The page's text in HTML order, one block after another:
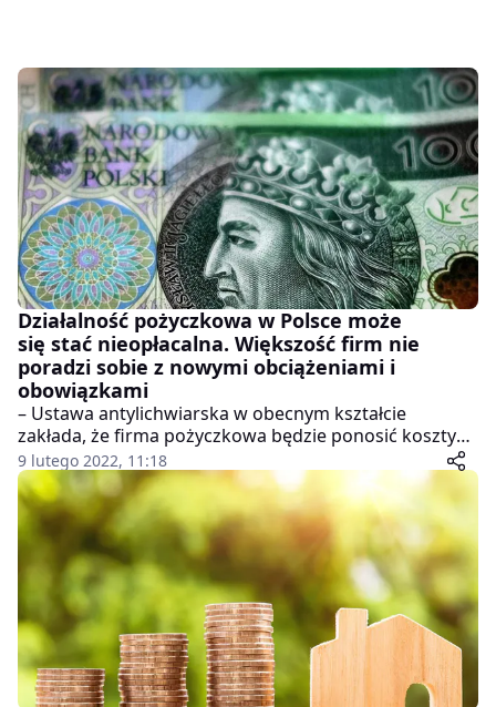
Działalność pożyczkowa w Polsce może
się stać nieopłacalna. Większość firm nie
poradzi sobie z nowymi obciążeniami i
obowiązkami
– Ustawa antylichwiarska w obecnym kształcie
zakłada, że firma pożyczkowa będzie ponosić koszty
nadzoru na poziomie średniej wielkości banku – mówi
Agnieszka Wachnicka, prezes Fundacji Rozwoju Rynku
Finansowego.
9 lutego 2022, 11:18